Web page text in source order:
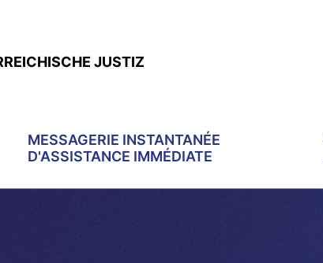
JUSTIZ
MESSAGERIE INSTANTANÉE
D'ASSISTANCE IMMÉDIATE